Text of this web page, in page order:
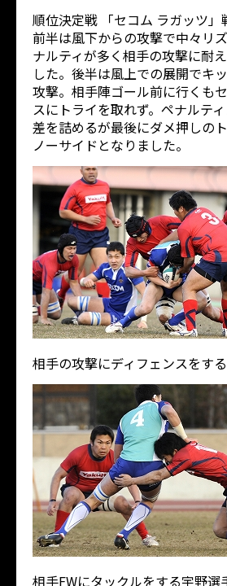
順位決定戦 「セコム ラガッツ」
前半は風下からの攻撃で中々リ
ナルティが多く相手の攻撃に耐
した。後半は風上での展開でキ
攻撃。相手陣ゴール前に行くも
スにトライを取れず。ペナルテ
差を詰めるが最後にダメ押しの
ノーサイドとなりました。
相手の攻撃にディフェンスをす
相手FWにタックルをする宇野選